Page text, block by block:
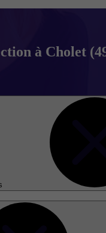
à Cholet